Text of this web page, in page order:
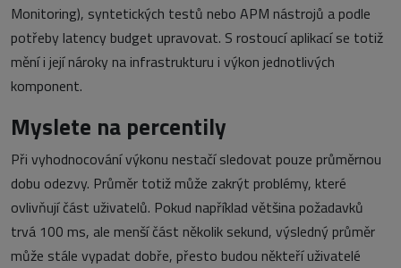
Monitoring), syntetických testů nebo APM nástrojů a podle
potřeby latency budget upravovat. S rostoucí aplikací se totiž
mění i její nároky na infrastrukturu i výkon jednotlivých
komponent.
Myslete na percentily
Při vyhodnocování výkonu nestačí sledovat pouze průměrnou
dobu odezvy. Průměr totiž může zakrýt problémy, které
ovlivňují část uživatelů. Pokud například většina požadavků
trvá 100 ms, ale menší část několik sekund, výsledný průměr
může stále vypadat dobře, přesto budou někteří uživatelé